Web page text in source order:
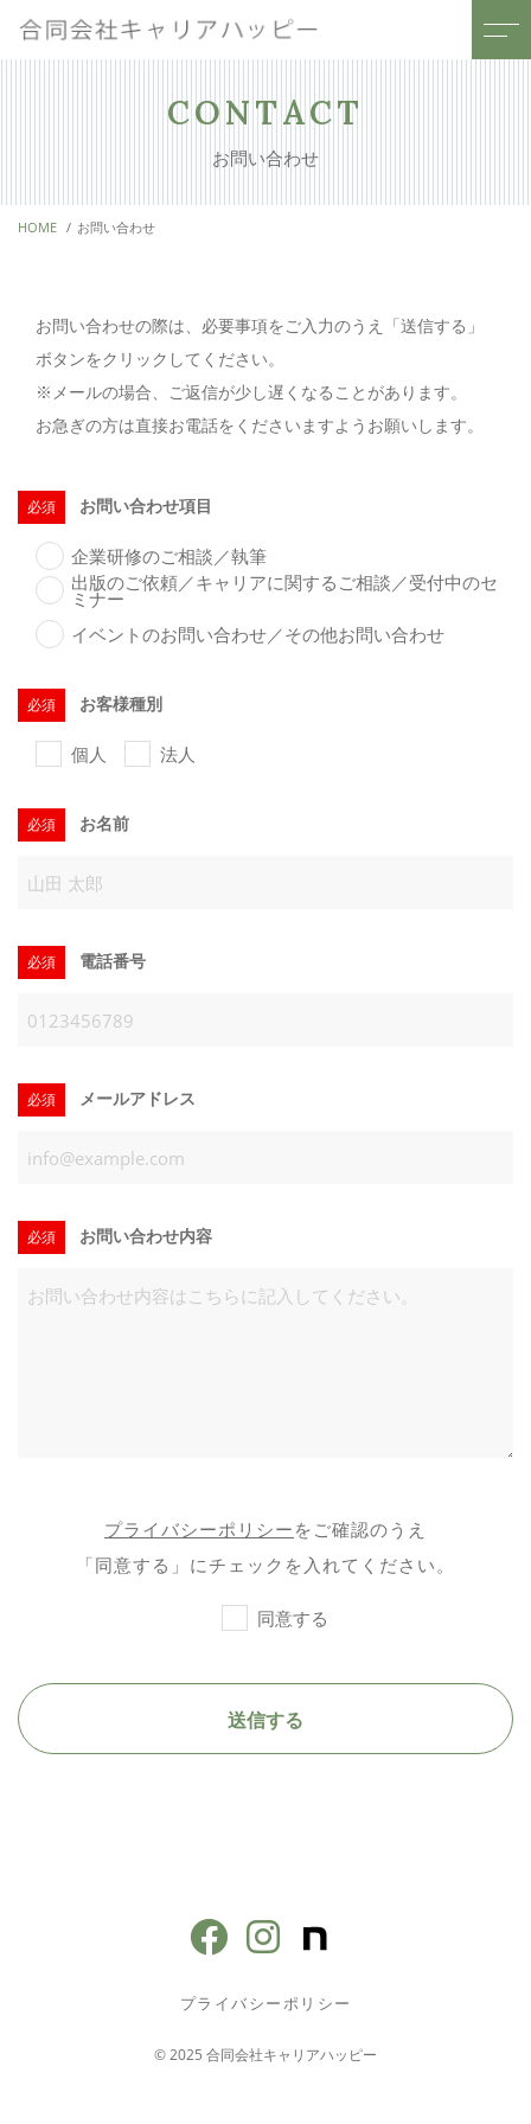
サポートメニュー
研修・セミナー事業
キャンペーン
メールでのお問い合わせ
CONTACT
CONTACT
お問い合わせ
HOME お問い合わせ
お問い合わせの際は、必要事項をご入力のうえ「送信する」
ボタンをクリックしてください。
※メールの場合、ご返信が少し遅くなることがあります。
お急ぎの方は直接お電話をくださいますようお願いします。
必須 お問い合わせ項目
企業研修のご相談／執筆
出版のご依頼／キャリアに関するご相談／受付中のセ
ミナー
イベントのお問い合わせ／その他お問い合わせ
必須 お客様種別
個人 法人
必須 お名前
必須 電話番号
必須 メールアドレス
必須 お問い合わせ内容
プライバシーポリシー をご確認のうえ
「同意する」にチェックを入れてください。
同意する
送信する
プライバシーポリシー
© 2025 合同会社キャリアハッピー